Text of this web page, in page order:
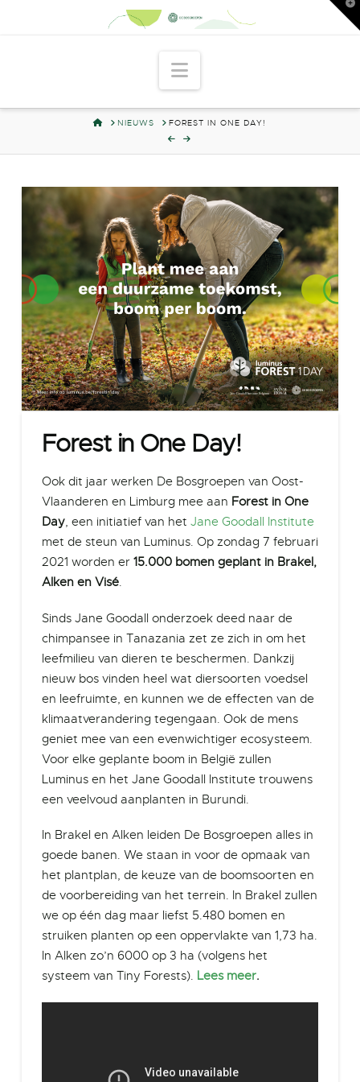
Navigation
HOMENIEUWS FOREST IN ONE DAY!
Forest in One Day!
Ook dit jaar werken De Bosgroepen van Oost-
Vlaanderen en Limburg mee aan Forest in One
Day, een initiatief van het Jane Goodall Institute
met de steun van Luminus. Op zondag 7 februari
2021 worden er 15.000 bomen geplant in Brakel,
Alken en Visé.
Sinds Jane Goodall onderzoek deed naar de
chimpansee in Tanazania zet ze zich in om het
leefmilieu van dieren te beschermen. Dankzij
nieuw bos vinden heel wat diersoorten voedsel
en leefruimte, en kunnen we de effecten van de
klimaatverandering tegengaan. Ook de mens
geniet mee van een evenwichtiger ecosysteem.
Voor elke geplante boom in België zullen
Luminus en het Jane Goodall Institute trouwens
een veelvoud aanplanten in Burundi.
In Brakel en Alken leiden De Bosgroepen alles in
goede banen. We staan in voor de opmaak van
het plantplan, de keuze van de boomsoorten en
de voorbereiding van het terrein. In Brakel zullen
we op één dag maar liefst 5.480 bomen en
struiken planten op een oppervlakte van 1,73 ha.
In Alken zo’n 6000 op 3 ha (volgens het
systeem van Tiny Forests). Lees meer.